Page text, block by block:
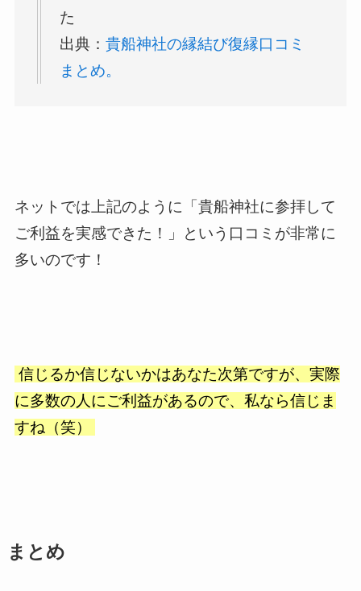
た
出典：貴船神社の縁結び復縁口コミ
まとめ。
ネットでは上記のように「貴船神社に参拝して
ご利益を実感できた！」という口コミが非常に
多いのです！
信じるか信じないかはあなた次第ですが、実際
に多数の人にご利益があるので、私なら信じま
すね（笑）
まとめ